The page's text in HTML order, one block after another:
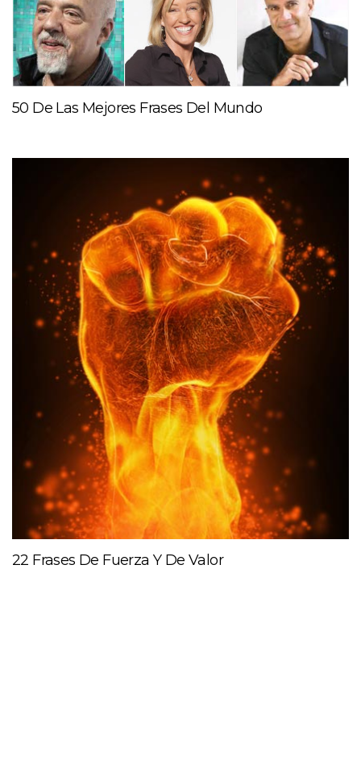
50 De Las Mejores Frases Del Mundo
22 Frases De Fuerza Y De Valor